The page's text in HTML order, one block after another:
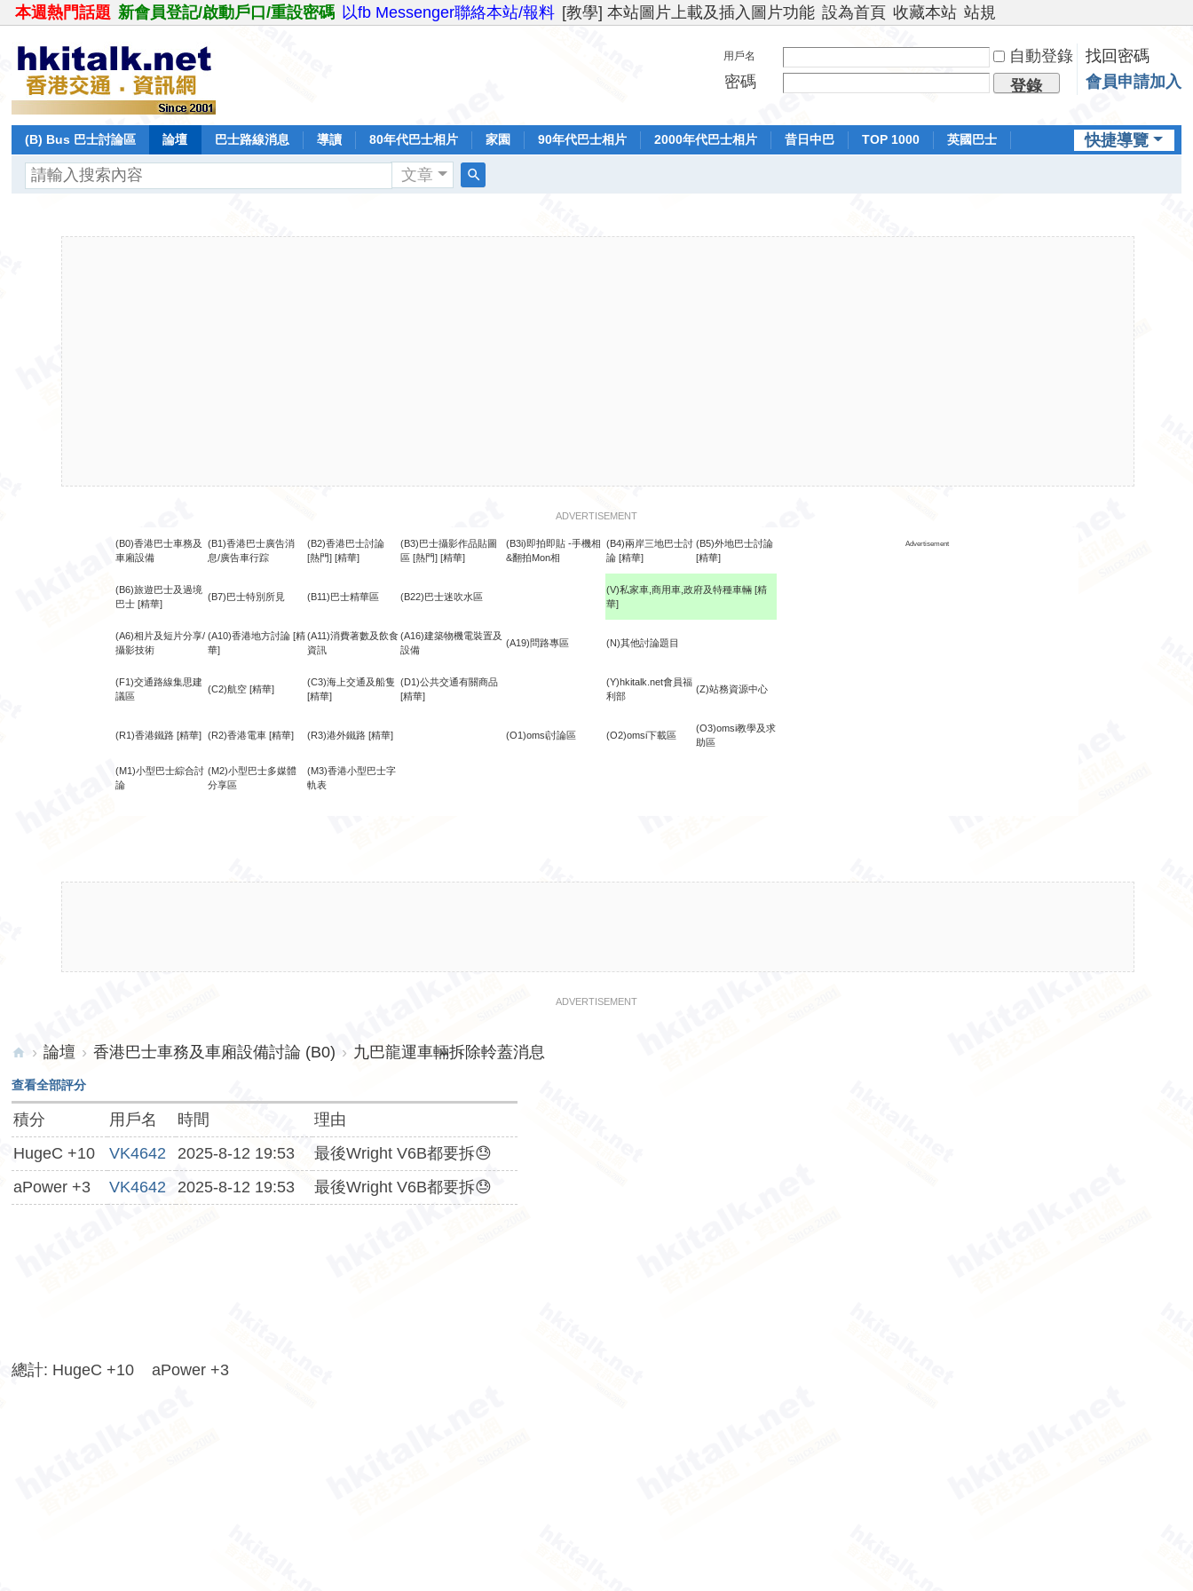
本週熱門話題 新會員登記/啟動戶口/重設密碼 以fb Messenger聯絡本站/報料 [教學] 本站圖片上載及插入圖片功能 設為首頁 收藏本站 站規
用戶名 自動登錄
找回密碼
密碼
登錄 會員申請加入
快捷導覽
(B) Bus 巴士討論區 論壇 巴士路線消息 導讀 80年代巴士相片 家園 90年代巴士相片 2000年代巴士相片 昔日中巴 TOP 1000
英國巴士
文章
ADVERTISEMENT
(B0)香港巴士車務及
車廂設備
(B1)香港巴士廣告消
息/廣告車行踪
(B2)香港巴士討論
[熱門] [精華]
(B3)巴士攝影作品貼圖
區 [熱門] [精華]
(B3i)即拍即貼 -手機相
&翻拍Mon相
(B4)兩岸三地巴士討
論 [精華]
(B5)外地巴士討論
[精華]
Advertisement
(B6)旅遊巴士及過境
巴士 [精華]
(B7)巴士特別所見 (B11)巴士精華區 (B22)巴士迷吹水區
(V)私家車,商用車,政府及特種車輛 [精
華]
(A6)相片及短片分享/
攝影技術
(A10)香港地方討論 [精
華]
(A11)消費著數及飲食
資訊
(A16)建築物機電裝置及
設備
(A19)問路專區 (N)其他討論題目
(F1)交通路線集思建
議區
(C2)航空 [精華]
(C3)海上交通及船隻
[精華]
(D1)公共交通有關商品
[精華]
(Y)hkitalk.net會員福
利部
(Z)站務資源中心
(R1)香港鐵路 [精華] (R2)香港電車 [精華] (R3)港外鐵路 [精華] (O1)omsi討論區 (O2)omsi下載區
(O3)omsi教學及求
助區
(M1)小型巴士綜合討
論
(M2)小型巴士多媒體
分享區
(M3)香港小型巴士字
軌表
ADVERTISEMENT
hk
ita
lk.
ne
t
香
網
› 論壇 › 香港巴士車務及車廂設備討論 (B0) › 九巴龍運車輛拆除軨蓋消息
查看全部評分
積分 用戶名 時間
理由
HugeC +10
VK4642 2025-8-12 19:53
最後Wright V6B都要拆😓
aPower +3
VK4642 2025-8-12 19:53 最後Wright V6B都要拆😓
總計: HugeC +10 aPower +3